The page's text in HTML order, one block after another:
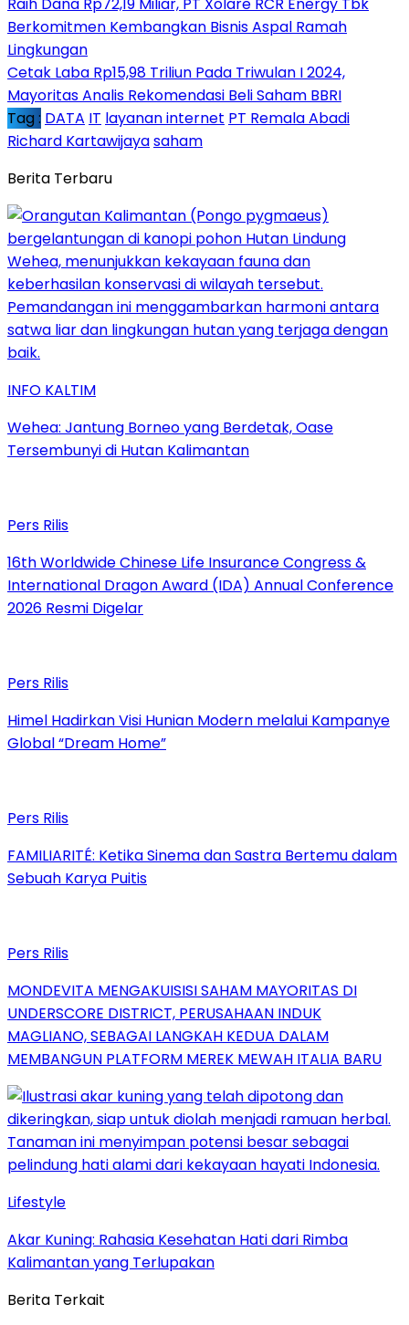
Berkomitmen Kembangkan Bisnis Aspal Ramah
Lingkungan
Cetak Laba Rp15,98 Triliun Pada Triwulan I 2024,
Mayoritas Analis Rekomendasi Beli Saham BBRI
Tag : DATA IT layanan internet PT Remala Abadi
Richard Kartawijayasaham
Berita Terbaru
INFO KALTIM
Wehea: Jantung Borneo yang Berdetak, Oase
Tersembunyi di Hutan Kalimantan
Pers Rilis
16th Worldwide Chinese Life Insurance Congress &
International Dragon Award (IDA) Annual Conference
2026 Resmi Digelar
Pers Rilis
Himel Hadirkan Visi Hunian Modern melalui Kampanye
Global “Dream Home”
Pers Rilis
FAMILIARITÉ: Ketika Sinema dan Sastra Bertemu dalam
Sebuah Karya Puitis
Pers Rilis
MONDEVITA MENGAKUISISI SAHAM MAYORITAS DI
UNDERSCORE DISTRICT, PERUSAHAAN INDUK
MAGLIANO, SEBAGAI LANGKAH KEDUA DALAM
MEMBANGUN PLATFORM MEREK MEWAH ITALIA BARU
Lifestyle
Akar Kuning: Rahasia Kesehatan Hati dari Rimba
Kalimantan yang Terlupakan
Berita Terkait